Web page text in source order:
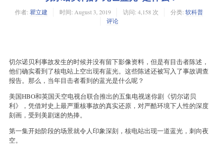
作者: 瞿立建 时间: August 3, 2019 访问: 4,158 次 分类: 软科普
评论
切尔诺贝利事故发生的时候并没有留下影像资料，但是有目击者陈述，
他们确实看到了核电站上空出现有蓝光。这些陈述还被写入了事故调查
报告。那么，当年目击者看到的蓝光是什么呢？
美国HBO和英国天空电视台联合推出的五集电视迷你剧《切尔诺贝
利》，凭借对史上最严重核事故的真实还原，对严酷环境下人性的深度
刻画，受到美剧迷的热捧。
第一集开始阶段的场景就令人印象深刻，核电站出现一道蓝光，刺向夜
空。